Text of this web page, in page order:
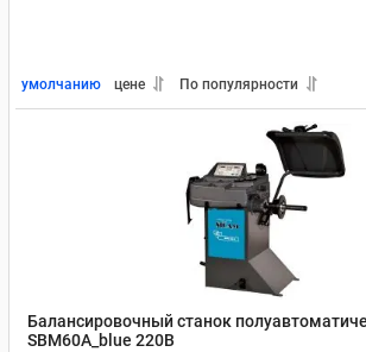
умолчанию цене По популярности
Балансировочный станок
SBM60A_blue 220В